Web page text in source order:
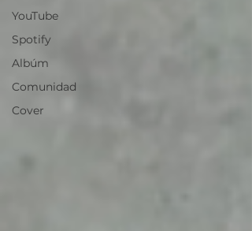
YouTube
Spotify
Albúm
Comunidad
Cover